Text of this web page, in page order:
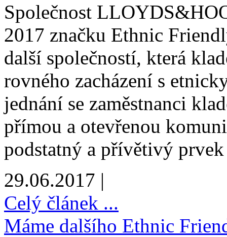
Společnost
2017 značku Ethnic
další společností, která
rovného zacházení s
jednání se zaměstnanci
přímou a otevřenou
podstatný a přívětivý
29.06.2017 |
Celý článek ...
Máme dalšího Ethnic